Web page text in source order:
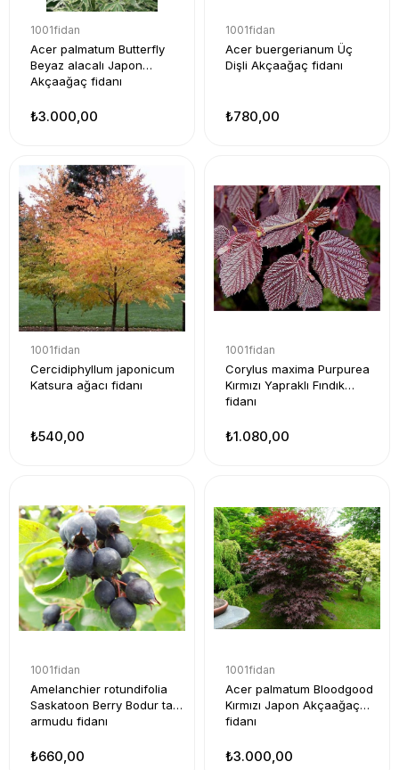
1001fidan
Acer palmatum Butterfly
Beyaz alacalı Japon
Akçaağaç fidanı
₺3.000,00
1001fidan
Acer buergerianum Üç
Dişli Akçaağaç fidanı
₺780,00
1001fidan
Cercidiphyllum japonicum
Katsura ağacı fidanı
₺540,00
1001fidan
Corylus maxima Purpurea
Kırmızı Yapraklı Fındık
fidanı
₺1.080,00
1001fidan
Amelanchier rotundifolia
Saskatoon Berry Bodur taş
armudu fidanı
₺660,00
1001fidan
Acer palmatum Bloodgood
Kırmızı Japon Akçaağaç
fidanı
₺3.000,00